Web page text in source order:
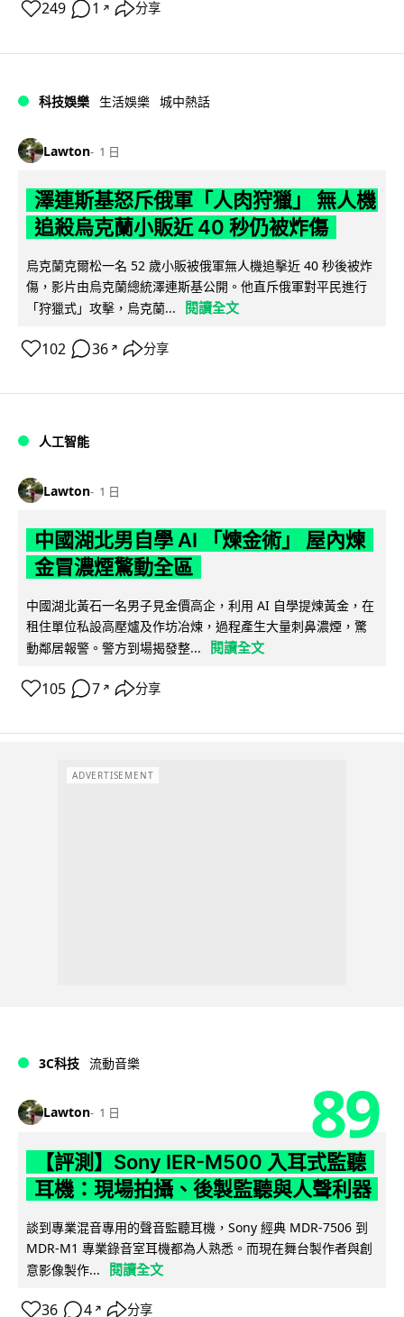
249 1 ↗ 分享
科技娛樂 生活娛樂 城中熱話
Lawton 1 日
澤連斯基怒斥俄軍「人肉狩獵」 無人機
追殺烏克蘭小販近 40 秒仍被炸傷
烏克蘭克爾松一名 52 歲小販被俄軍無人機追擊近 40 秒後被炸
傷，影片由烏克蘭總統澤連斯基公開。他直斥俄軍對平民進行
「狩獵式」攻擊，烏克蘭...
閱讀全文
102 36 ↗ 分享
人工智能
Lawton 1 日
中國湖北男自學 AI 「煉金術」 屋內煉
金冒濃煙驚動全區
中國湖北黃石一名男子見金價高企，利用 AI 自學提煉黃金，在
租住單位私設高壓爐及作坊冶煉，過程產生大量刺鼻濃煙，驚
動鄰居報警。警方到場揭發整...
閱讀全文
105 7 ↗ 分享
ADVERTISEMENT
3C科技 流動音樂
Lawton 1 日 89
【評測】Sony IER-M500 入耳式監聽
耳機：現場拍攝、後製監聽與人聲利器
談到專業混音專用的聲音監聽耳機，Sony 經典 MDR-7506 到
MDR-M1 專業錄音室耳機都為人熟悉。而現在舞台製作者與創
意影像製作...
閱讀全文
36 4 ↗ 分享